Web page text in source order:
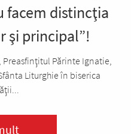
facem distincţia
şi principal”!
Părinte Ignatie,
Liturghie în biserica